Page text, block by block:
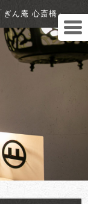
ぎん庵 心斎橋」